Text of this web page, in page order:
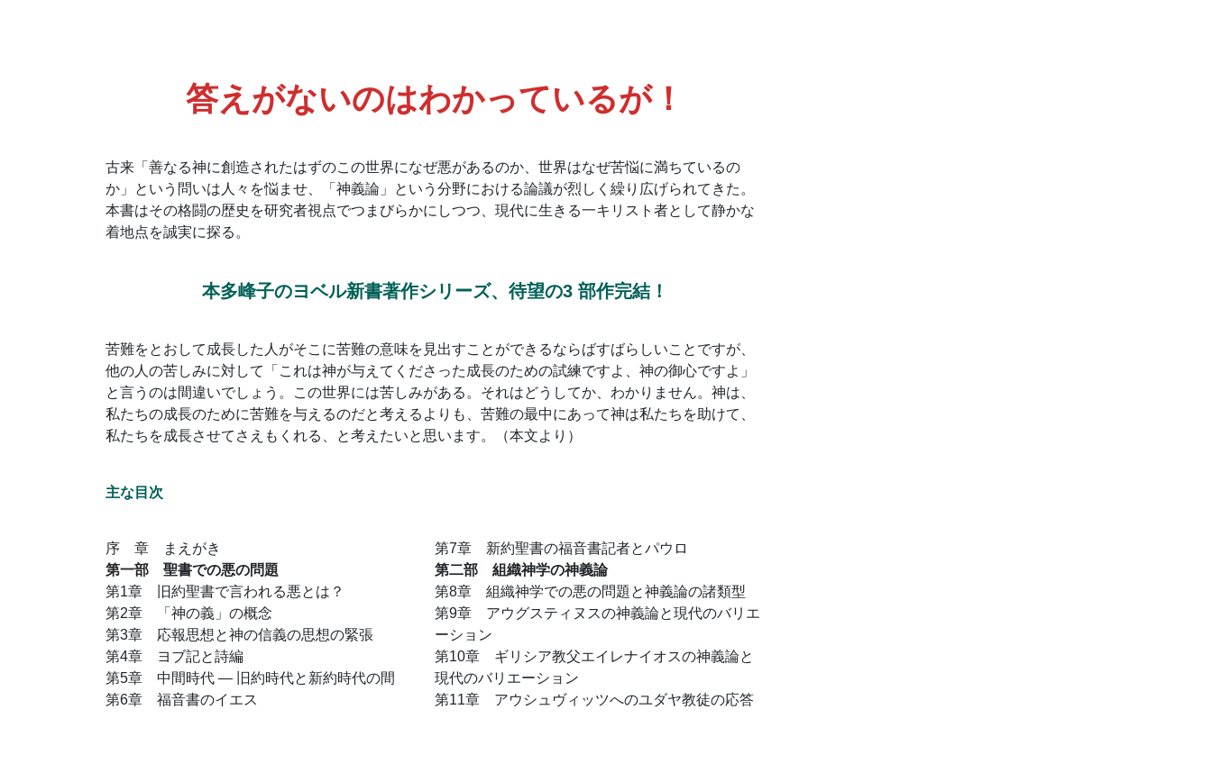
答えがないのはわかっているが！
古来「善なる神に創造されたはずのこの世界になぜ悪があるのか、世界はなぜ苦悩に満ちているの
か」という問いは人々を悩ませ、「神義論」という分野における論議が烈しく繰り広げられてきた。
本書はその格闘の歴史を研究者視点でつまびらかにしつつ、現代に生きる一キリスト者として静かな
着地点を誠実に探る。
本多峰子のヨベル新書著作シリーズ、待望の3 部作完結！
苦難をとおして成長した人がそこに苦難の意味を見出すことができるならばすばらしいことですが、
他の人の苦しみに対して「これは神が与えてくださった成長のための試練ですよ、神の御心ですよ」
と言うのは間違いでしょう。この世界には苦しみがある。それはどうしてか、わかりません。神は、
私たちの成長のために苦難を与えるのだと考えるよりも、苦難の最中にあって神は私たちを助けて、
私たちを成長させてさえもくれる、と考えたいと思います。（本文より）
主な目次
序 章 まえがき
第一部 聖書での悪の問題
第1章 旧約聖書で言われる悪とは？
第2章 「神の義」の概念
第3章 応報思想と神の信義の思想の緊張
第4章 ヨブ記と詩編
第5章 中間時代 ― 旧約時代と新約時代の間
第6章 福音書のイエス
第7章 新約聖書の福音書記者とパウロ
第二部 組織神学の神義論
第8章 組織神学での悪の問題と神義論の諸類型
第9章 アウグスティヌスの神義論と現代のバリエ
ーション
第10章 ギリシア教父エイレナイオスの神義論と
現代のバリエーション
第11章 アウシュヴィッツへのユダヤ教徒の応答